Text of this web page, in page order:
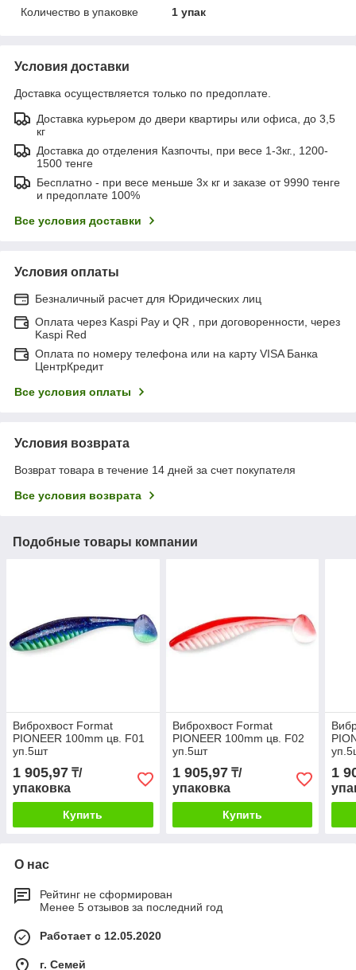
Количество в упаковке
1 упак
Условия доставки
Доставка осуществляется только по предоплате.
Доставка курьером до двери квартиры или офиса, до 3,5
кг
Доставка до отделения Казпочты, при весе 1-3кг., 1200-
1500 тенге
Бесплатно - при весе меньше 3х кг и заказе от 9990 тенге
и предоплате 100%
Все условия доставки
Условия оплаты
Безналичный расчет для Юридических лиц
Оплата через Kaspi Pay и QR , при договоренности, через
Kaspi Red
Оплата по номеру телефона или на карту VISA Банка
ЦентрКредит
Все условия оплаты
Условия возврата
Возврат товара в течение 14 дней за счет покупателя
Все условия возврата
Подобные товары компании
Виброхвост Format
PIONEER 100mm цв. F01
уп.5шт
1 905,97 ₸/
упаковка
Купить
Виброхвост Format
PIONEER 100mm цв. F02
уп.5шт
1 905,97₸/
упаковка
Купить
1
О нас
Рейтинг не сформирован
Менее 5 отзывов за последний год
Работает с 12.05.2020
г. Семей